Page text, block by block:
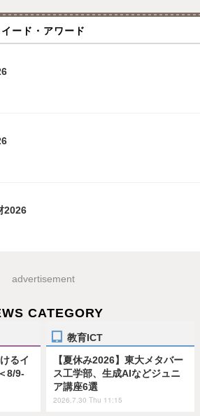
イード・アワード
2026
advertisement
CATEGORY
るイ
8/9-
教育ICT
【夏休み2026】東大メタバー
ス工学部、生成AIなどジュニ
ア講座6選
2026.7.30 Thu 11:15